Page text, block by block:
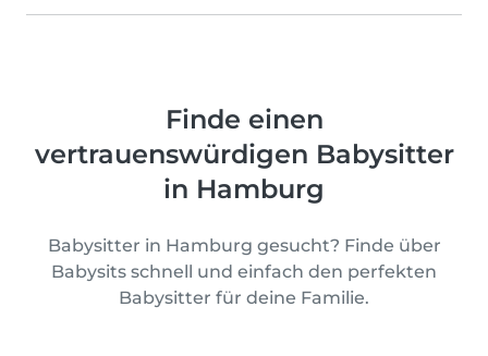
Finde einen
vertrauenswürdigen Babysitter
in Hamburg
Babysitter in Hamburg gesucht? Finde über
Babysits schnell und einfach den perfekten
Babysitter für deine Familie.